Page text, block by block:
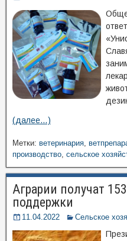
(далее…)
Метки: ветеринария,
производство, сельское
Аграрии получат
поддержки
11.04.2022 Сельское